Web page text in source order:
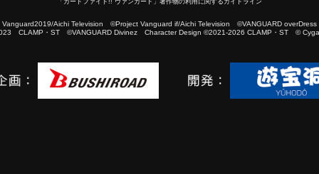
Aichi Television ©Project Vanguard if/Aichi Television ©VANGUARD
CLAMP・ST ©VANGUARD Divinez Character Design ©2021-2026 CLAMP・ST ©